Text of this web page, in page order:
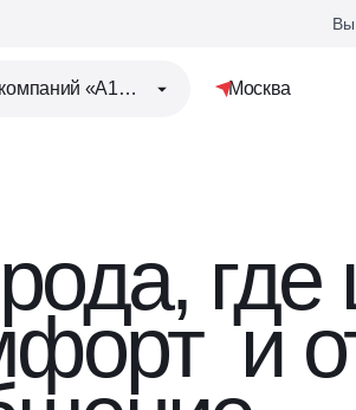
Вы
«А101» Москва
где
и